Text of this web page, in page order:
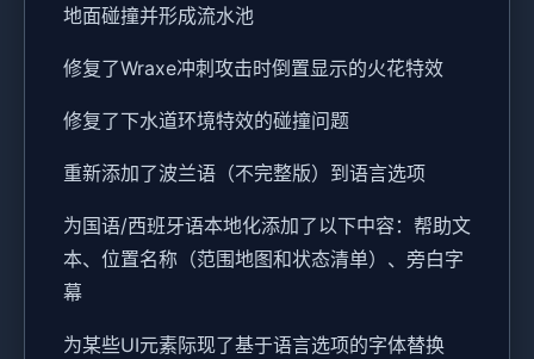
地面碰撞并形成流水池
修复了Wraxe冲刺攻击时倒置显示的火花特效
修复了下水道环境特效的碰撞问题
重新添加了波兰语（不完整版）到语言选项
为国语/西班牙语本地化添加了以下中容：帮助文
本、位置名称（范围地图和状态清单）、旁白字
幕
为某些UI元素际现了基于语言选项的字体替换